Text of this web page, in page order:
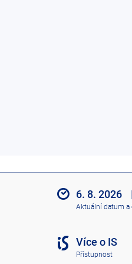
6. 8. 2026 |
Aktuální datum a
Více o IS
Přístupnost